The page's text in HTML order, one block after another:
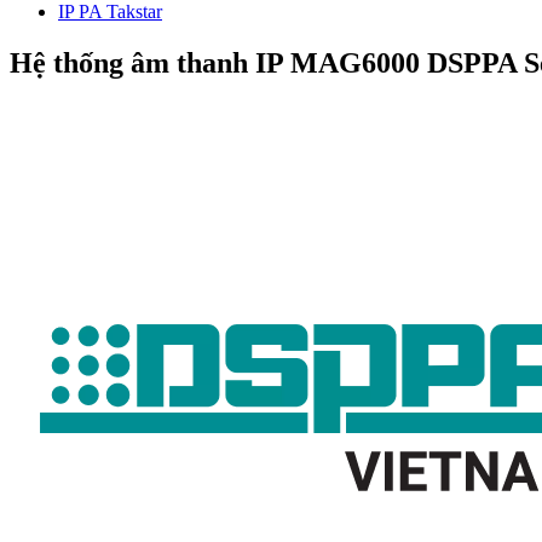
IP PA Takstar
Hệ thống âm thanh IP MAG6000 DSPPA